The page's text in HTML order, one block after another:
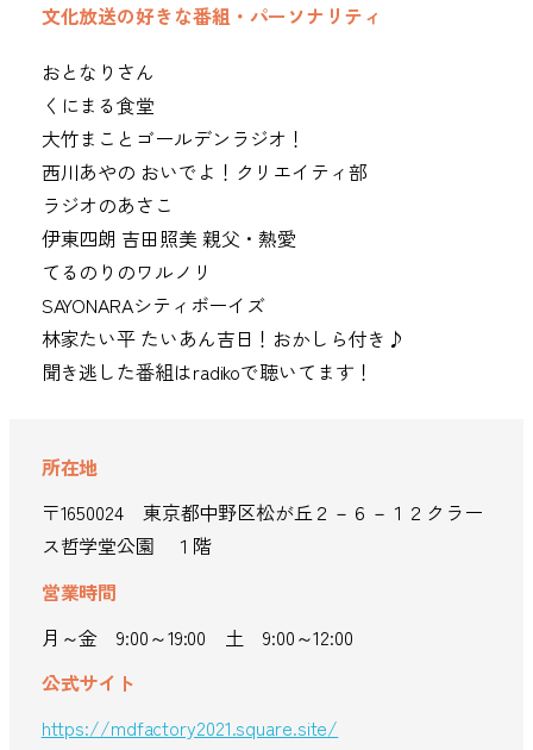
文化放送の好きな番組・パーソナリティ
おとなりさん
くにまる食堂
大竹まことゴールデンラジオ！
西川あやの おいでよ！クリエイティ部
ラジオのあさこ
伊東四朗 吉田照美 親父・熱愛
てるのりのワルノリ
SAYONARAシティボーイズ
林家たい平 たいあん吉日！おかしら付き♪
聞き逃した番組はradikoで聴いてます！
所在地
〒1650024 東京都中野区松が丘２－６－１２クラー
ス哲学堂公園 １階
営業時間
月～金 9:00～19:00 土 9:00～12:00
公式サイト
https://mdfactory2021.square.site/